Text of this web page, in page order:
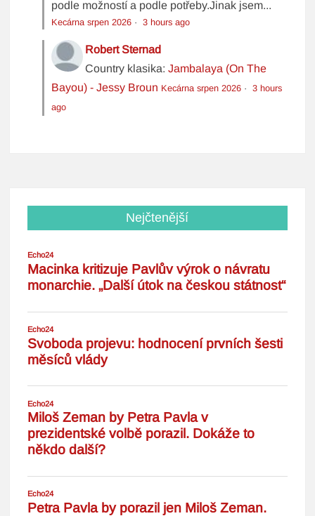
podle možností a podle potřeby.Jinak jsem...
Kecárna srpen 2026 ·3 hours ago
Robert Sternad
Country klasika:Jambalaya (On The
Bayou) - Jessy Broun Kecárna srpen 2026 ·3 hours
ago
Nejčtenější